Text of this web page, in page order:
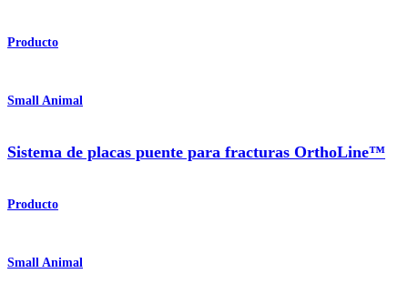
Producto
Small Animal
Sistema de placas puente para fracturas OrthoLine™
Producto
Small Animal